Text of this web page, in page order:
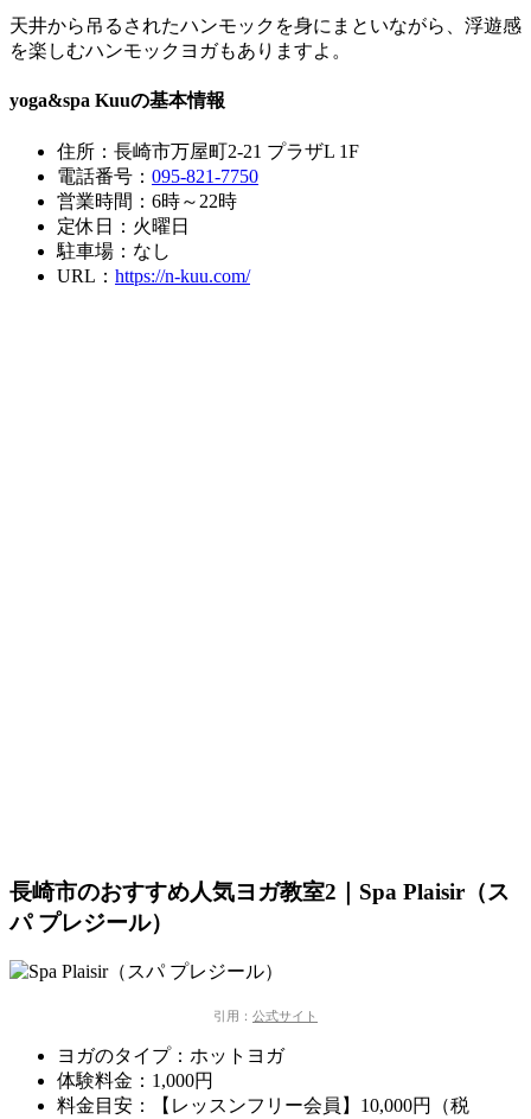
天井から吊るされたハンモックを身にまといながら、浮遊感
を楽しむハンモックヨガもありますよ。
yoga&spa Kuuの基本情報
住所：長崎市万屋町2-21 プラザL 1F
電話番号： 095-821-7750
営業時間：6時～22時
定休日：火曜日
駐車場：なし
URL： https://n-kuu.com/
長崎市のおすすめ人気ヨガ教室2｜Spa Plaisir（ス
パ プレジール）
引用： 公式サイト
ヨガのタイプ：ホットヨガ
体験料金：1,000円
料金目安：【レッスンフリー会員】10,000円（税